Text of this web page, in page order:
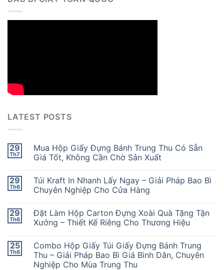
LATEST POSTS
29
Th7
Mua Hộp Giấy Đựng Bánh Trung Thu Có Sẵn
Giá Tốt, Không Cần Chờ Sản Xuất
29
Th6
Túi Kraft In Nhanh Lấy Ngay – Giải Pháp Bao Bì
Chuyên Nghiệp Cho Cửa Hàng
29
Th6
Đặt Làm Hộp Carton Đựng Xoài Quà Tặng Tận
Xưởng – Thiết Kế Riêng Cho Thương Hiệu
25
Th6
Combo Hộp Giấy Túi Giấy Đựng Bánh Trung
Thu – Giải Pháp Bao Bì Giá Bình Dân, Chuyên
Nghiệp Cho Mùa Trung Thu